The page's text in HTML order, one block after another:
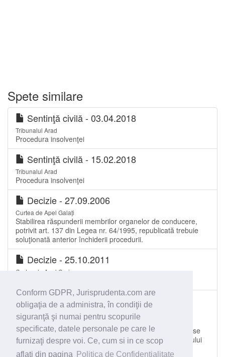
Conform GDPR, Jurisprudenta.com are
obligaţia de a administra, în condiţii de
siguranţă şi numai pentru scopurile
specificate, datele personale pe care le
furnizaţi despre voi. Ce, cum si in ce scop
aflati din pagina
Politica de Confidentialitate
Spete similare
Sentinţă civilă - 03.04.2018
Tribunalul Arad
Procedura insolvenţei
Sentinţă civilă - 15.02.2018
Tribunalul Arad
Procedura insolvenţei
Decizie - 27.09.2006
Curtea de Apel Galați
Stabilirea răspunderii membrilor organelor de conducere,
potrivit art. 137 din Legea nr. 64/1995, republicată trebuie
soluţionată anterior închiderii procedurii.
Decizie - 25.10.2011
Curtea de Apel Craiova
Decizie - 12.12.2017
Curtea de Apel Oradea
Contestaţie la Raportul asupra fondurilor obţinute din
lichidare şi la planul de distribuire a fondurilor, prin care se
contestă, printre altele, onorariul de succes al lichidatorului
judiciar